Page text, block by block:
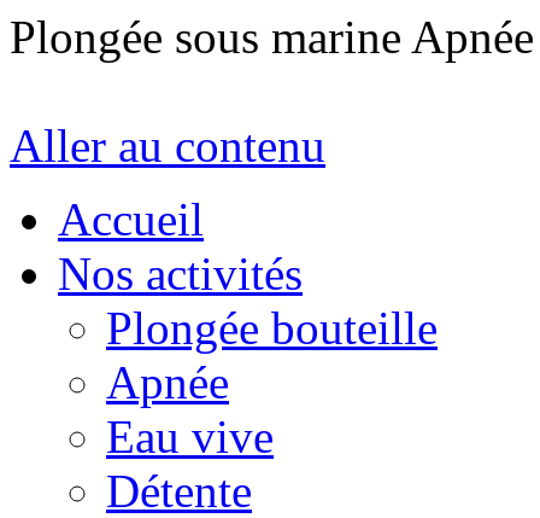
Plongée sous marine
Aller au contenu
Accueil
Nos activités
Plongée bouteille
Apnée
Eau vive
Détente